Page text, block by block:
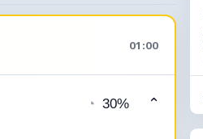
01:00
◔ 30% ⌃